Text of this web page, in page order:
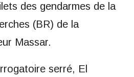
des gendarmes de la
(BR) de la
Massar.
serré, El